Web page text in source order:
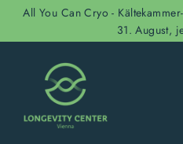
DirektAll You Can Cryo -
31. August,